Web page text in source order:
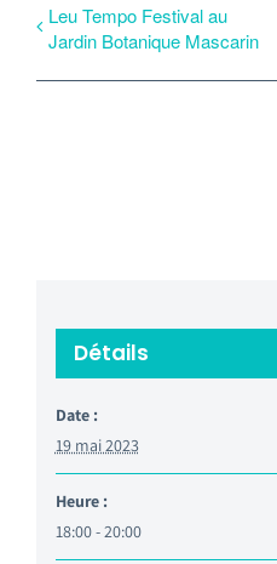
Leu Tempo Festival au
Jardin Botanique Mascarin
Détails
Date :
19 mai 2023
Heure :
18:00 - 20:00